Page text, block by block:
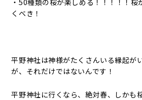
・50種類の桜が楽しめる！！！！！
くべき！
平野神社は神様がたくさんいる縁起が
が、それだけではないんです！
平野神社に行くなら、絶対春、しかも